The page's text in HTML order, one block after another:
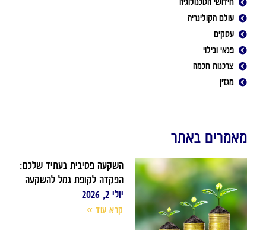
עולם הקולינריה
עסקים
פנאי ובילוי
צרכנות חכמה
מגזין
מאמרים באתר
השקעה פסיבית בעתיד שלכם:
הפקדה לקופת גמל להשקעה
יולי 2, 2026
קרא עוד »